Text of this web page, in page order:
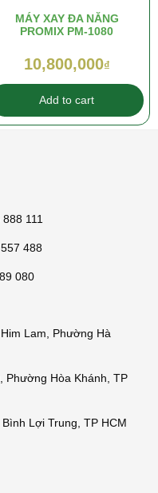
MÁY XAY ĐA NĂNG
PROMIX PM-1080
10,800,000₫
Add to cart
111
488
080
Lam, Phường Hà
Phường Hòa Khánh, TP
Lợi Trung, TP HCM